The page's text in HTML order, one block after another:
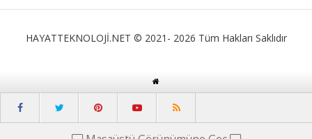
HAYATTEKNOLOJİ.NET © 2021- 2026 Tüm Hakları Saklıdır